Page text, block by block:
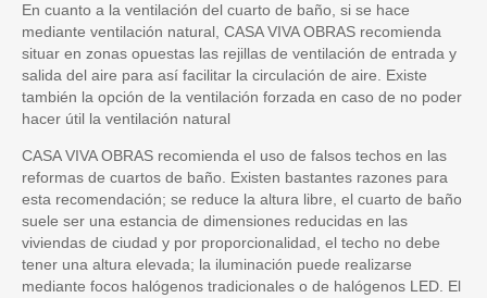
En cuanto a la ventilación del cuarto de baño, si se hace
mediante ventilación natural, CASA VIVA OBRAS recomienda
situar en zonas opuestas las rejillas de ventilación de entrada y
salida del aire para así facilitar la circulación de aire. Existe
también la opción de la ventilación forzada en caso de no poder
hacer útil la ventilación natural
CASA VIVA OBRAS recomienda el uso de falsos techos en las
reformas de cuartos de baño. Existen bastantes razones para
esta recomendación; se reduce la altura libre, el cuarto de baño
suele ser una estancia de dimensiones reducidas en las
viviendas de ciudad y por proporcionalidad, el techo no debe
tener una altura elevada; la iluminación puede realizarse
mediante focos halógenos tradicionales o de halógenos LED. El